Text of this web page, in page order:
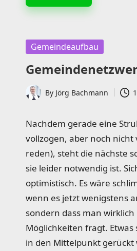
Posted
Gemeindeaufbau
Posted
By Jörg Bachmann
Nachdem gerade eine
vollzogen, aber noch
reden), steht die nächste
sie leider notwendig ist.
optimistisch. Es wäre
wenn es jetzt wenigstens
sondern dass man
Möglichkeiten fragt. Etwas
in den Mittelpunkt gerückt